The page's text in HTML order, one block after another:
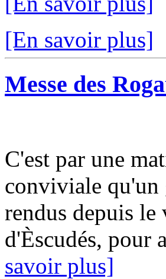
[En savoir plus]
Messe des
C'est par une
conviviale qu'un
rendus depuis le
d'Èscudés, pour
savoir plus]